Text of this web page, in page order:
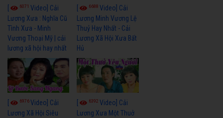
6071 Video] Cải
Lương Xưa : Nghĩa Cũ
Tình Xưa - Minh
Vương Thoại Mỹ | cải
lương xã hội hay nhất
6688Video] Cải
Lương Minh Vương Lệ
Thuỷ Hay Nhất - Cải
Lương Xã Hội Xưa Bất
Hủ
6976Video] Cải
Lương Xã Hội Siêu
6392Video] Cải
Lương Xưa Một Thuở